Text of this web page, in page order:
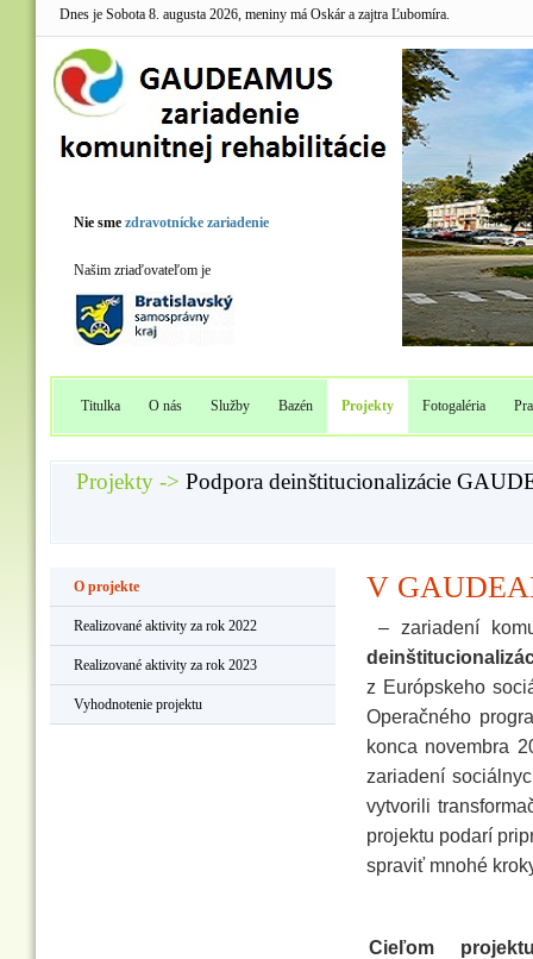
Dnes je Sobota 8. augusta 2026, meniny má Oskár a zajtra Ľubomíra.
Nie sme zdravotnícke zariadenie
Našim zriaďovateľom je
Titulka O nás Služby Bazén Projekty Fotogaléria
Projekty -> Podpora deinštitucionalizácie
O projekte
Realizované aktivity za rok 2022
Realizované aktivity za rok 2023
Vyhodnotenie projektu
V
– zariadení
z Európskeho
Operačného
konca novembra
zariadení
vytvorili
projektu podarí
spraviť mnohé
Cieľom